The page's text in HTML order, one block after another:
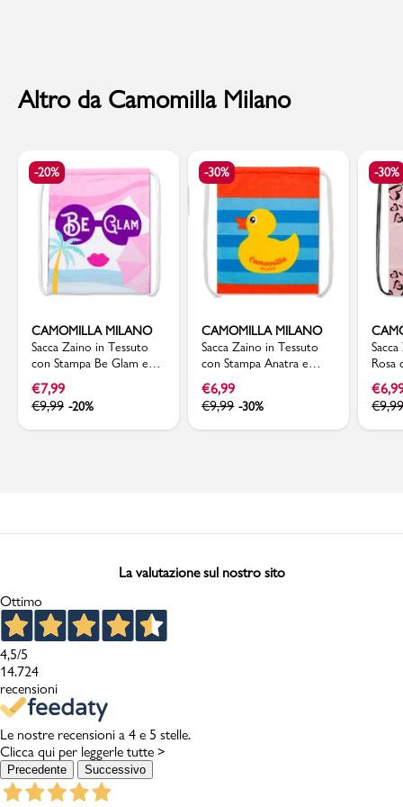
Altro da Camomilla Milano
-20%
CAMOMILLA MILANO
Sacca Zaino in Tessuto
con Stampa Be Glam e
Laccetti Regolabili
Camomilla Milano
€7,99
€9,99 -20%
-30%
CAMOMILLA MILANO
Sacca Zaino in Tessuto
con Stampa Anatra e
Laccetti Bianchi
Camomilla Milano
€6,99
€9,99 -30%
-30%
Rosa
€
€
La valutazione sul nostro sito
Ottimo
4,5/5
14.724
recensioni
Le nostre recensioni a 4 e 5 stelle.
Clicca qui per leggerle tutte >
Precedente Successivo